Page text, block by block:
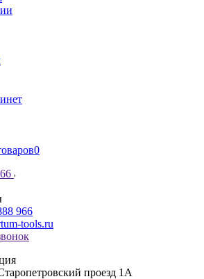
0
966
tools.ru
проезд 1А